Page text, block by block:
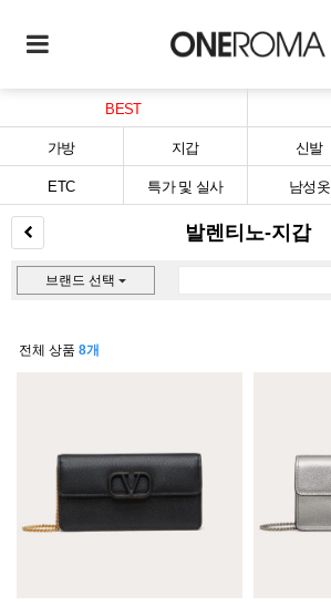
BEST
가방 지갑 신발
ETC 특가 및 실사 남성옷
발렌티노-지갑
브랜드 선택
전체 상품 8개